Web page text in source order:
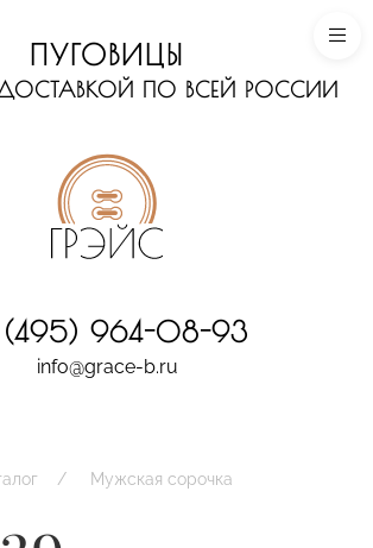
ПУГОВИЦЫ
ПО ВСЕЙ РОССИИ
(495) 964-08-93
info@grace-b.ru
Мужская сорочка